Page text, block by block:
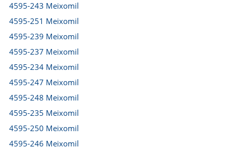
4595-243 Meixomil
4595-251 Meixomil
4595-239 Meixomil
4595-237 Meixomil
4595-234 Meixomil
4595-247 Meixomil
4595-248 Meixomil
4595-235 Meixomil
4595-250 Meixomil
4595-246 Meixomil